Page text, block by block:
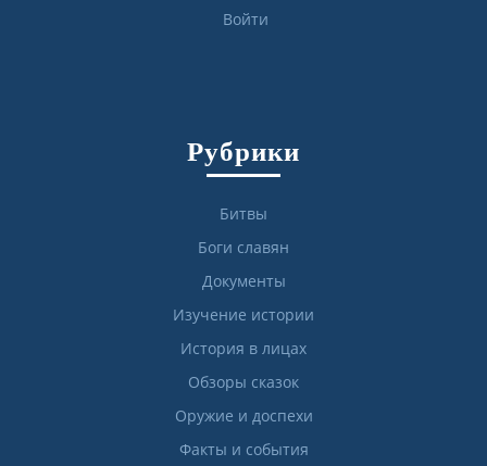
Войти
Рубрики
Битвы
Боги славян
Документы
Изучение истории
История в лицах
Обзоры сказок
Оружие и доспехи
Факты и события